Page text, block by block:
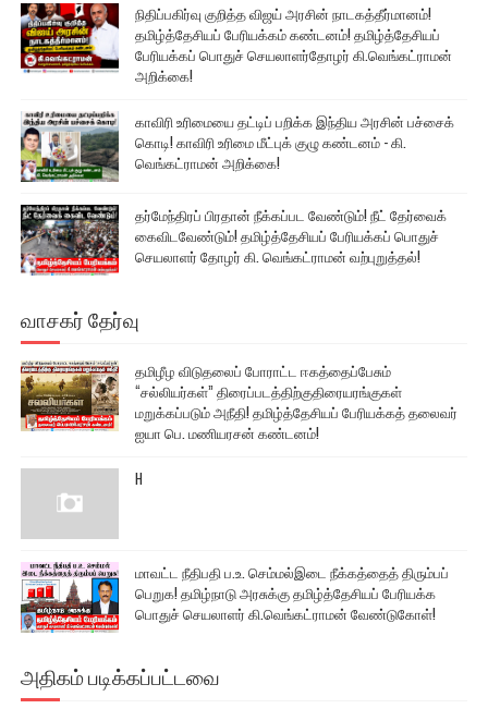
நிதிப்பகிர்வு குறித்த விஜய் அரசின் நாடகத்தீர்மானம்!
தமிழ்த்தேசியப் பேரியக்கம் கண்டனம்! தமிழ்த்தேசியப்
பேரியக்கப் பொதுச் செயலாளர்தோழர் கி.வெங்கட்ராமன்
அறிக்கை!
காவிரி உரிமையை தட்டிப் பறிக்க இந்திய அரசின் பச்சைக்
கொடி! காவிரி உரிமை மீட்புக் குழு கண்டனம் - கி.
வெங்கட்ராமன் அறிக்கை!
தர்மேந்திரப் பிரதான் நீக்கப்பட வேண்டும்! நீட் தேர்வைக்
கைவிடவேண்டும்! தமிழ்த்தேசியப் பேரியக்கப் பொதுச்
செயலாளர் தோழர் கி. வெங்கட்ராமன் வற்புறுத்தல்!
வாசகர் தேர்வு
தமிழீழ விடுதலைப் போராட்ட ஈகத்தைப்பேசும்
“சல்லியர்கள்” திரைப்படத்திற்குதிரையரங்குகள்
மறுக்கப்படும் அநீதி! தமிழ்த்தேசியப் பேரியக்கத் தலைவர்
ஐயா பெ. மணியரசன் கண்டனம்!
H
மாவட்ட நீதிபதி ப.உ. செம்மல்இடை நீக்கத்தைத் திரும்பப்
பெறுக! தமிழ்நாடு அரசுக்கு தமிழ்த்தேசியப் பேரியக்க
பொதுச் செயலாளர் கி.வெங்கட்ராமன் வேண்டுகோள்!
அதிகம் படிக்கப்பட்டவை